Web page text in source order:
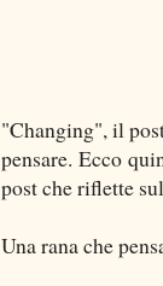
"Changing", il
pensare. Ecco
post che riflette
Una rana che